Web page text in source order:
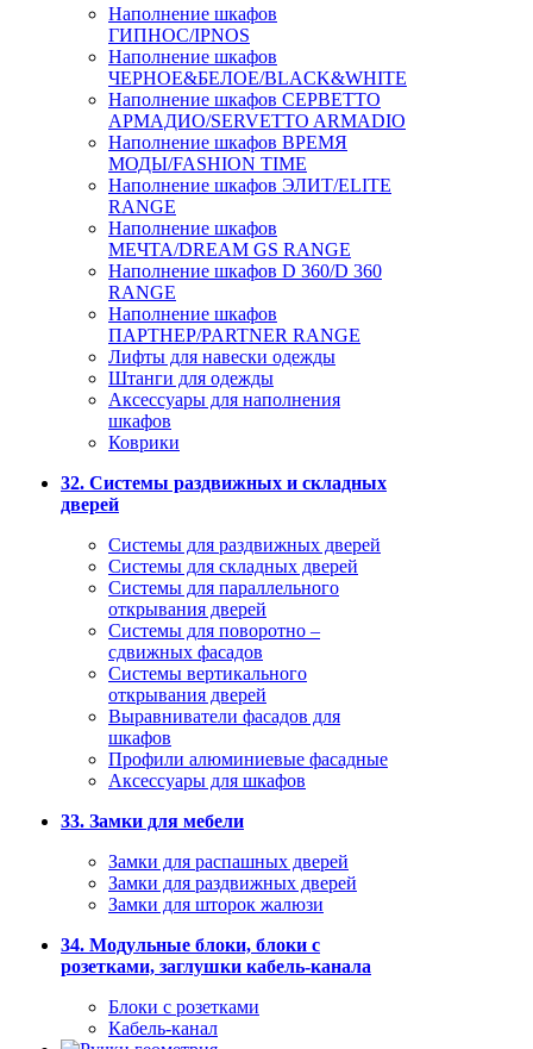
Наполнение шкафов
ГИПНОС/IPNOS
Наполнение шкафов
ЧЕРНОЕ&БЕЛОЕ/BLACK&WHITE
Наполнение шкафов СЕРВЕТТО
АРМАДИО/SERVETTO ARMADIO
Наполнение шкафов ВРЕМЯ
МОДЫ/FASHION TIME
Наполнение шкафов ЭЛИТ/ELITE
RANGE
Наполнение шкафов
МЕЧТА/DREAM GS RANGE
Наполнение шкафов D 360/D 360
RANGE
Наполнение шкафов
ПАРТНЕР/PARTNER RANGE
Лифты для навески одежды
Штанги для одежды
Аксессуары для наполнения
шкафов
Коврики
32. Системы раздвижных и складных
дверей
Системы для раздвижных дверей
Системы для складных дверей
Системы для параллельного
открывания дверей
Системы для поворотно –
сдвижных фасадов
Системы вертикального
открывания дверей
Выравниватели фасадов для
шкафов
Профили алюминиевые фасадные
Аксессуары для шкафов
33. Замки для мебели
Замки для распашных дверей
Замки для раздвижных дверей
Замки для шторок жалюзи
34. Модульные блоки, блоки с
розетками, заглушки кабель-канала
Блоки с розетками
Кабель-канал